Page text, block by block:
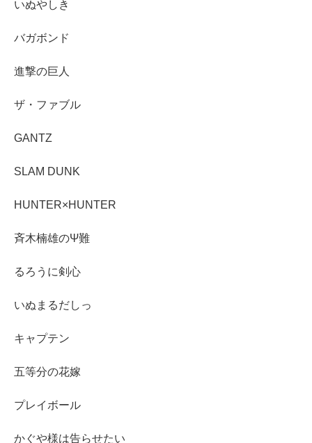
いぬやしき
バガボンド
進撃の巨人
ザ・ファブル
GANTZ
SLAM DUNK
HUNTER×HUNTER
斉木楠雄のΨ難
るろうに剣心
いぬまるだしっ
キャプテン
五等分の花嫁
プレイボール
かぐや様は告らせたい